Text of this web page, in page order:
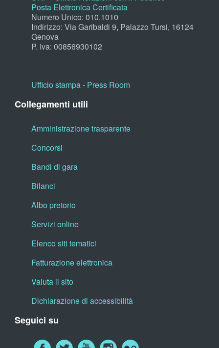
Posta Elettronica Certificata
Numero Unico: 010.1010
Indirizzo: Via Garibaldi 9, Palazzo Tursi, 16124
Genova
P. Iva: 00856930102
Ufficio stampa - Press Room
Collegamenti utili
Amministrazione trasparente
Concorsi
Bandi di gara
Bilanci
Albo pretorio
Servizi online
Elenco siti tematici
Fatturazione elettronica
Valuta il sito
Dichiarazione di accessibilità
Seguici su